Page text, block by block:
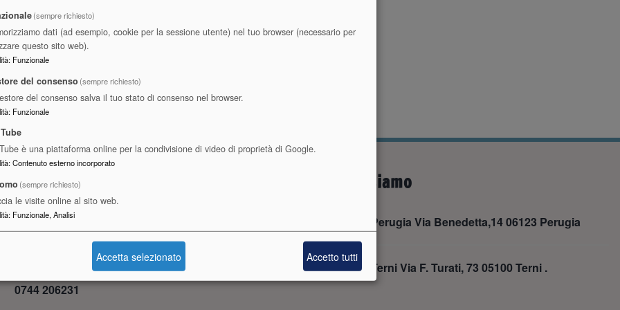
Contatti
Perugia Telefono: 075 4693000 Fax: 075 5847107
Terni Telefono: 0744 206223 0744 206231 Fax:
0744 206231
Dove siamo
Sede di Perugia Via Benedetta,14 06123 Perugia
Sede di Terni Via F. Turati, 73 05100 Terni .
(sempre richiesto)
dati (ad esempio, cookie per la sessione utente) nel tuo browser (necessario per
questo sito web).
: Funzionale
del consenso (sempre richiesto)
del consenso salva il tuo stato di consenso nel browser.
: Funzionale
è una piattaforma online per la condivisione di video di proprietà di Google.
:Contenuto esterno incorporato
(sempre richiesto)
le visite online al sito web.
: Funzionale, Analisi
Accetta selezionato Accetto tutti